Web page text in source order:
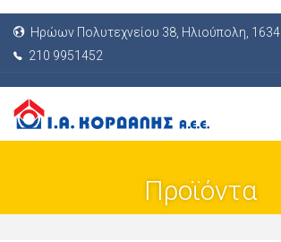
Ηρώων Πολυτεχνείου 38, Ηλιούπολη,
210 9951452
Προϊόντα